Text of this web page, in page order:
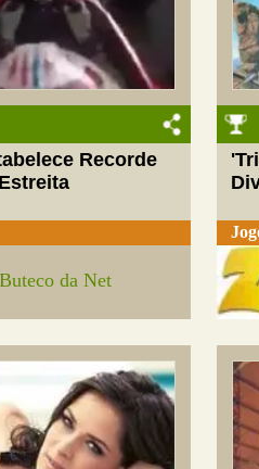
Recorde
da Net